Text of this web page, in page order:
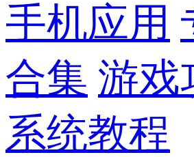
手机应用
合集 游戏
系统教程